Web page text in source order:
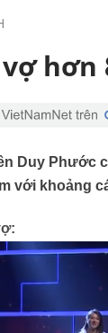
Duy Phước
với khoảng